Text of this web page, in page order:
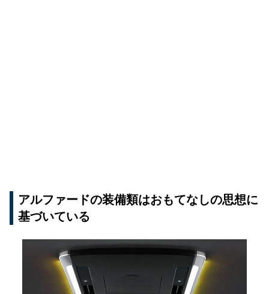
アルファードの装備類はおもてなしの思想に
基づいている